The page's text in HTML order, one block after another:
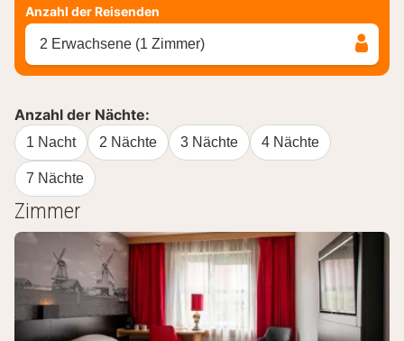
Anzahl der Reisenden
2 Erwachsene (1 Zimmer)
Anzahl der Nächte:
1 Nacht 2 Nächte 3 Nächte 4 Nächte
7 Nächte
Zimmer